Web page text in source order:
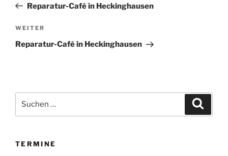
Beitrag
Reparatur-Café in Heckinghausen
Nächster
Beitrag
WEITER
Reparatur-Café in Heckinghausen
nach:
TERMINE